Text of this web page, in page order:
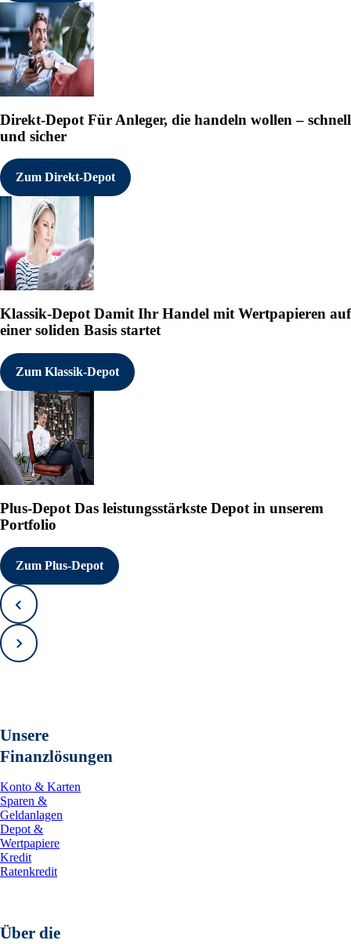
Direkt-Depot Für Anleger, die handeln wollen – schnell
und sicher
Zum Direkt-Depot
Klassik-Depot Damit Ihr Handel mit Wertpapieren auf
einer soliden Basis startet
Zum Klassik-Depot
Plus-Depot Das leistungsstärkste Depot in unserem
Portfolio
Zum Plus-Depot
Zurück
Vorwärts
Unsere
Finanzlösungen
Konto & Karten
Sparen &
Geldanlagen
Depot &
Wertpapiere
Kredit
Ratenkredit
Über die